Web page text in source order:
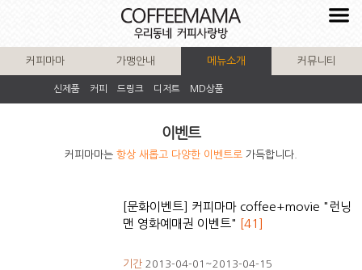
커피마마 가맹안내 메뉴소개
신제품 커피 드링크 디저트 MD상품
커뮤니티
이벤트
커피마마는 항상 새롭고 다양한 이벤트로 가득합니다.
[문화이벤트] 커피마마 coffee+movie "런닝
맨 영화예매권 이벤트"
[41]
기간 2013-04-01~2013-04-15